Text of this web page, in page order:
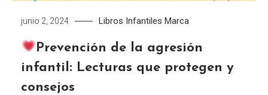
junio 2, 2024 Libros Infantiles Marca
Prevención de la agresión
infantil: Lecturas que protegen y
consejos